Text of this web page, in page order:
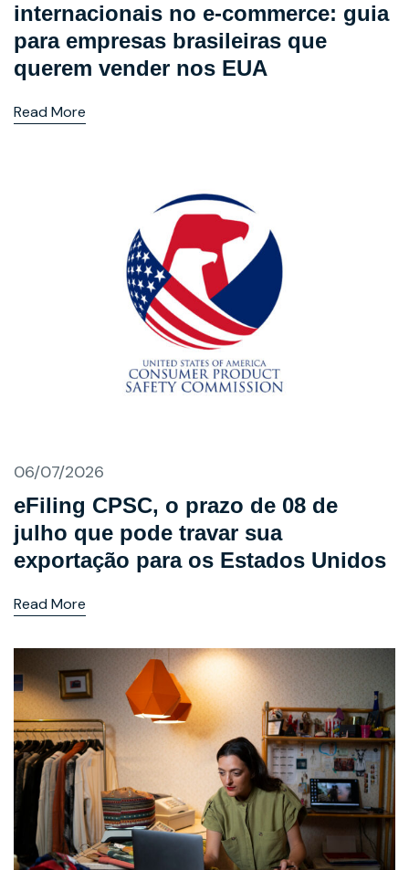
internacionais no e-commerce: guia
para empresas brasileiras que
querem vender nos EUA
Read More
06/07/2026
eFiling CPSC, o prazo de 08 de
julho que pode travar sua
exportação para os Estados Unidos
Read More